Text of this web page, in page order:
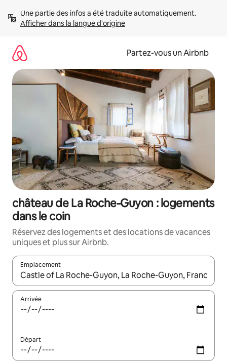
directement
Afficher dans la langue d'origine
Partez-vous un Airbnb
château de La Roche-Guyon : logements
dans le coin
Réservez des logements et des locations de vacances
uniques et plus sur Airbnb.
Emplacement
Quand les résultats sont affichés, parcourez-les en utilisant
Arrivée
Départ